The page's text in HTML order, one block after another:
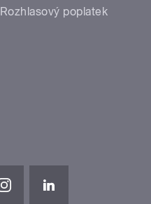
Rozhlasový poplatek